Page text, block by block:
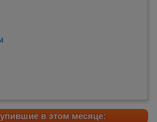
в этом месяце: